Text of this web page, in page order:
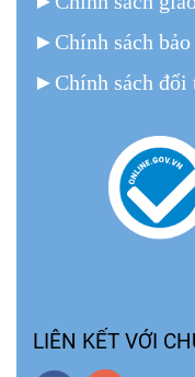
► Chính sách
► Chính sách đổi
LIÊN KẾT VỚI